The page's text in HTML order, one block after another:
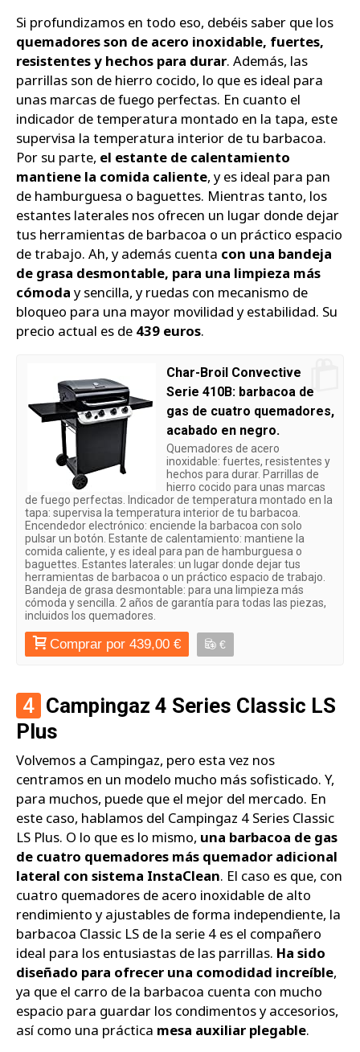
Si profundizamos en todo eso, debéis saber que los
quemadores son de acero inoxidable, fuertes,
resistentes y hechos para durar. Además, las
parrillas son de hierro cocido, lo que es ideal para
unas marcas de fuego perfectas. En cuanto el
indicador de temperatura montado en la tapa, este
supervisa la temperatura interior de tu barbacoa.
Por su parte, el estante de calentamiento
mantiene la comida caliente, y es ideal para pan
de hamburguesa o baguettes. Mientras tanto, los
estantes laterales nos ofrecen un lugar donde dejar
tus herramientas de barbacoa o un práctico espacio
de trabajo. Ah, y además cuenta con una bandeja
de grasa desmontable, para una limpieza más
cómoda y sencilla, y ruedas con mecanismo de
bloqueo para una mayor movilidad y estabilidad. Su
precio actual es de 439 euros.
Char-Broil Convective
Serie 410B: barbacoa de
gas de cuatro quemadores,
acabado en negro.
Quemadores de acero
inoxidable: fuertes, resistentes y
hechos para durar. Parrillas de
hierro cocido para unas marcas
de fuego perfectas. Indicador de temperatura montado en la
tapa: supervisa la temperatura interior de tu barbacoa.
Encendedor electrónico: enciende la barbacoa con solo
pulsar un botón. Estante de calentamiento: mantiene la
comida caliente, y es ideal para pan de hamburguesa o
baguettes. Estantes laterales: un lugar donde dejar tus
herramientas de barbacoa o un práctico espacio de trabajo.
Bandeja de grasa desmontable: para una limpieza más
cómoda y sencilla. 2 años de garantía para todas las piezas,
incluidos los quemadores.
Comprar por 439,00 € €
4 Campingaz 4 Series Classic LS
Plus
Volvemos a Campingaz, pero esta vez nos
centramos en un modelo mucho más sofisticado. Y,
para muchos, puede que el mejor del mercado. En
este caso, hablamos del Campingaz 4 Series Classic
LS Plus. O lo que es lo mismo, una barbacoa de gas
de cuatro quemadores más quemador adicional
lateral con sistema InstaClean. El caso es que, con
cuatro quemadores de acero inoxidable de alto
rendimiento y ajustables de forma independiente, la
barbacoa Classic LS de la serie 4 es el compañero
ideal para los entusiastas de las parrillas. Ha sido
diseñado para ofrecer una comodidad increíble,
ya que el carro de la barbacoa cuenta con mucho
espacio para guardar los condimentos y accesorios,
así como una práctica mesa auxiliar plegable.